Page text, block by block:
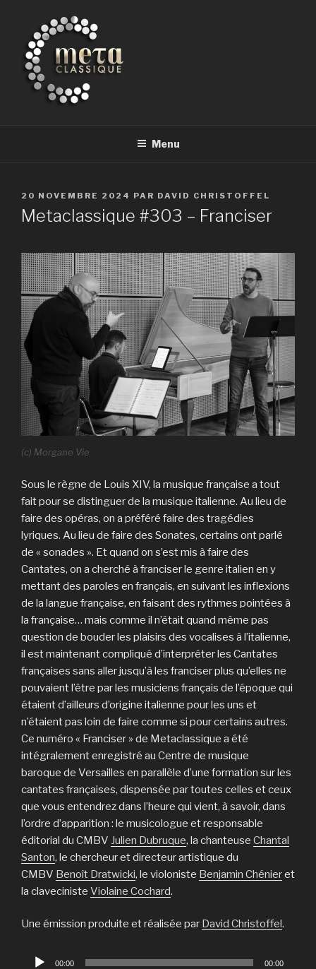
contenu
principal
Menu
PUBLIÉ
LE
20 NOVEMBRE 2024 PAR DAVID CHRISTOFFEL
Metaclassique #303 – Franciser
(c) Morgane Vie
Sous le règne de Louis XIV, la musique française a tout
fait pour se distinguer de la musique italienne. Au lieu de
faire des opéras, on a préféré faire des tragédies
lyriques. Au lieu de faire des Sonates, certains ont parlé
de « sonades ». Et quand on s’est mis à faire des
Cantates, on a cherché à franciser le genre italien en y
mettant des paroles en français, en suivant les inflexions
de la langue française, en faisant des rythmes pointées à
la française… mais comme il n’était quand même pas
question de bouder les plaisirs des vocalises à l’italienne,
il est maintenant compliqué d’interpréter les Cantates
françaises sans aller jusqu’à les franciser plus qu’elles ne
pouvaient l’être par les musiciens français de l’époque qui
étaient d’ailleurs d’origine italienne pour les uns et
n’étaient pas loin de faire comme si pour certains autres.
Ce numéro « Franciser » de Metaclassique a été
intégralement enregistré au Centre de musique
baroque de Versailles en parallèle d’une formation sur les
cantates françaises, dispensée par toutes celles et ceux
que vous entendrez dans l’heure qui vient, à savoir, dans
l’ordre d’apparition : le musicologue et responsable
éditorial du CMBV Julien Dubruque, la chanteuse Chantal
Santon, le chercheur et directeur artistique du
CMBV Benoît Dratwicki, le violoniste Benjamin Chénieret
la claveciniste Violaine Cochard.
Une émission produite et réalisée par David Christoffel .
Lecteur
00:00 00:00